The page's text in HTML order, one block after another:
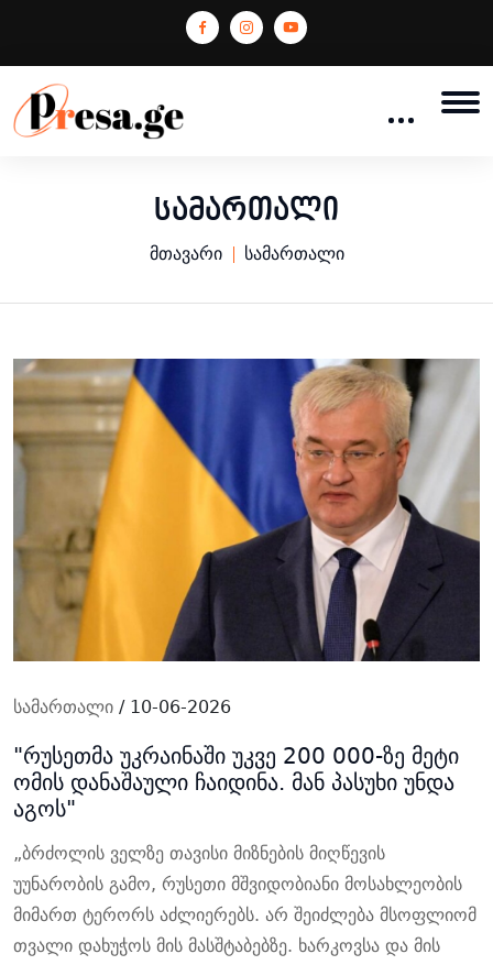
სამართალი
მთავარი სამართალი
სამართალი / 10-06-2026
"რუსეთმა უკრაინაში უკვე 200 000-ზე მეტი
ომის დანაშაული ჩაიდინა. მან პასუხი უნდა
აგოს"
„ბრძოლის ველზე თავისი მიზნების მიღწევის
უუნარობის გამო, რუსეთი მშვიდობიანი მოსახლეობის
მიმართ ტერორს აძლიერებს. არ შეიძლება მსოფლიომ
თვალი დახუჭოს მის მასშტაბებზე. ხარკოვსა და მის